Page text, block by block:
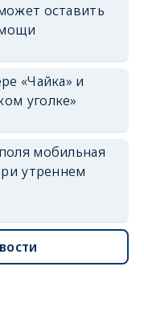
оставить
«Чайка» и
уголке»
мобильная
утреннем